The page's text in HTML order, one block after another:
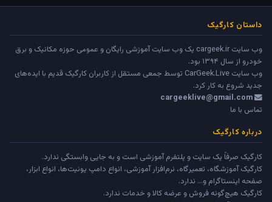
داستان کارگیک
وب سایت cargeek.ir یک وب سایت آموزشی رایگان و عمومی حوزه مکانیک و برق
خودرو از سال ۱۳۹۴ بود.
وب سایت CarGeek.Live توسط جمعی مستقل از کاربران کارگیک قدیم با ایده‌های
جدید شروع به کار کرد.
cargeeklive@gmail.com
تماس با ما
درباره کارگیک
کارگیک صرفاً یک سایت و پلتفرم آموزشی است و به جایی وابستگی ندارد.
کارگیک آموزشگاه، تعمیرگاه، نرم‌افزار آموزشی، انواع دامپ یونیت‌ها، انواع ابزار،
صفحه اینستاگرام و... ندارد.
کارگیک هیچ‌گونه فروش و عرضه کالا و خدمات ندارد.